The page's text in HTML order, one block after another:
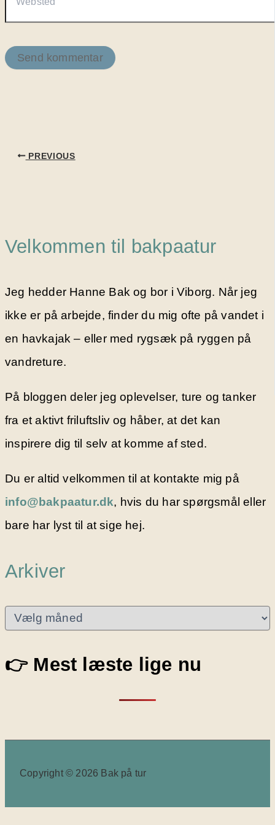
PREVIOUS
Velkommen til bakpaatur
Jeg hedder Hanne Bak og bor i Viborg. Når jeg
ikke er på arbejde, finder du mig ofte på vandet i
en havkajak – eller med rygsæk på ryggen på
vandreture.
På bloggen deler jeg oplevelser, ture og tanker
fra et aktivt friluftsliv og håber, at det kan
inspirere dig til selv at komme af sted.
Du er altid velkommen til at kontakte mig på
info@bakpaatur.dk, hvis du har spørgsmål eller
bare har lyst til at sige hej.
Arkiver
v
e
👉 Mest læste lige nu
Copyright © 2026 Bak på tur